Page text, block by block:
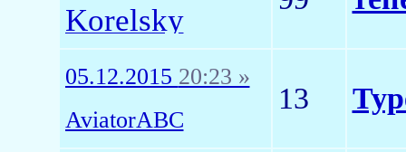
Korelsky
05.12.2015 20:23 »
AviatorABC
13